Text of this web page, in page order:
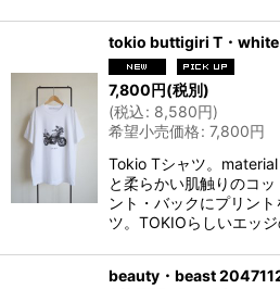
tokio buttigiri T・white
7,800円(税別)
(税込: 8,580円)
希望小売価格: 7,800円
Tokio Tシャツ。
と柔らかい肌触りのコ
ント・バックにプリン
ツ。TOKIOらしいエッ
beauty・beast